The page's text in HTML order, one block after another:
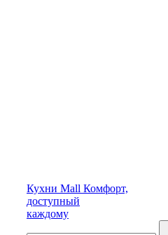
Кухни Mall Комфорт,
доступный
каждому